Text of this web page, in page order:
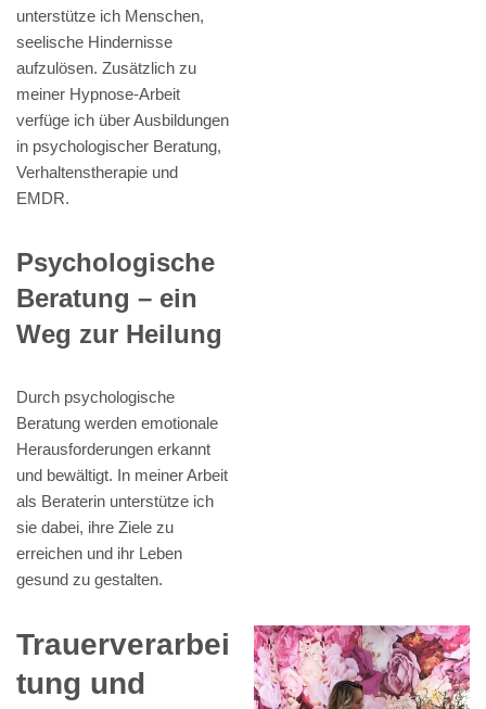
unterstütze ich Menschen,
seelische Hindernisse
aufzulösen. Zusätzlich zu
meiner Hypnose-Arbeit
verfüge ich über Ausbildungen
in psychologischer Beratung,
Verhaltenstherapie und
EMDR.
Psychologische
Beratung – ein
Weg zur Heilung
Durch psychologische
Beratung werden emotionale
Herausforderungen erkannt
und bewältigt. In meiner Arbeit
als Beraterin unterstütze ich
sie dabei, ihre Ziele zu
erreichen und ihr Leben
gesund zu gestalten.
Trauerverarbei
tung und